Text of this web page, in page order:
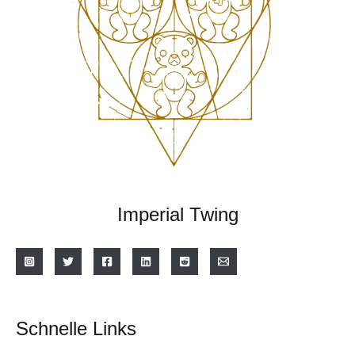
Imperial Twing
Schnelle Links